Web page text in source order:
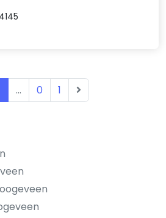
... 0 1